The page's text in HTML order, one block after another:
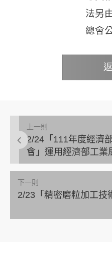
法另
總會
上一則
2/24「111年度經濟
會」運用經濟部工業
廠商先進踴躍上線觀
下一則
2/23「精密磨粒加工技